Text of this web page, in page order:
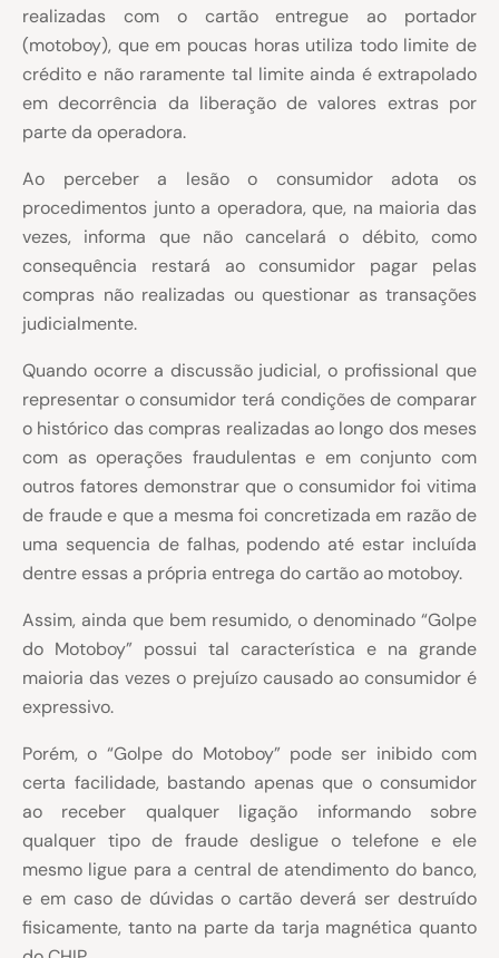
realizadas com o cartão entregue ao portador
(motoboy), que em poucas horas utiliza todo limite de
crédito e não raramente tal limite ainda é extrapolado
em decorrência da liberação de valores extras por
parte da operadora.
Ao perceber a lesão o consumidor adota os
procedimentos junto a operadora, que, na maioria das
vezes, informa que não cancelará o débito, como
consequência restará ao consumidor pagar pelas
compras não realizadas ou questionar as transações
judicialmente.
Quando ocorre a discussão judicial, o profissional que
representar o consumidor terá condições de comparar
o histórico das compras realizadas ao longo dos meses
com as operações fraudulentas e em conjunto com
outros fatores demonstrar que o consumidor foi vitima
de fraude e que a mesma foi concretizada em razão de
uma sequencia de falhas, podendo até estar incluída
dentre essas a própria entrega do cartão ao motoboy.
Assim, ainda que bem resumido, o denominado “Golpe
do Motoboy” possui tal característica e na grande
maioria das vezes o prejuízo causado ao consumidor é
expressivo.
Porém, o “Golpe do Motoboy” pode ser inibido com
certa facilidade, bastando apenas que o consumidor
ao receber qualquer ligação informando sobre
qualquer tipo de fraude desligue o telefone e ele
mesmo ligue para a central de atendimento do banco,
e em caso de dúvidas o cartão deverá ser destruído
fisicamente, tanto na parte da tarja magnética quanto